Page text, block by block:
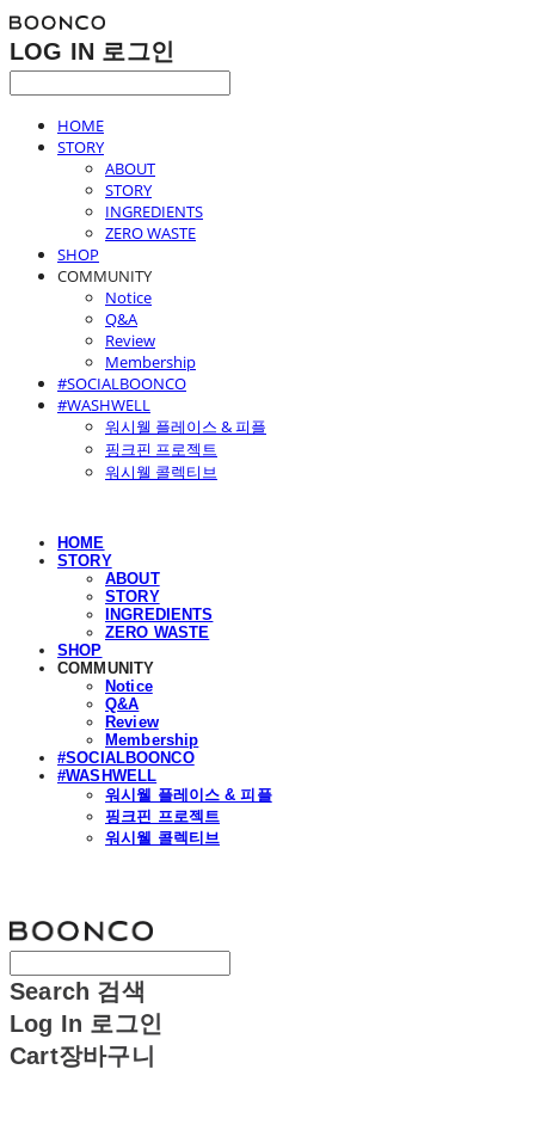
LOG IN 로그인
HOME
STORY
ABOUT
STORY
INGREDIENTS
ZERO WASTE
SHOP
COMMUNITY
Notice
Q&A
Review
Membership
#SOCIALBOONCO
#WASHWELL
워시웰 플레이스 & 피플
핑크핀 프로젝트
워시웰 콜렉티브
HOME
STORY
ABOUT
STORY
INGREDIENTS
ZERO WASTE
SHOP
COMMUNITY
Notice
Q&A
Review
Membership
#SOCIALBOONCO
#WASHWELL
워시웰 플레이스 & 피플
핑크핀 프로젝트
워시웰 콜렉티브
Search 검색
Log In 로그인
Cart장바구니